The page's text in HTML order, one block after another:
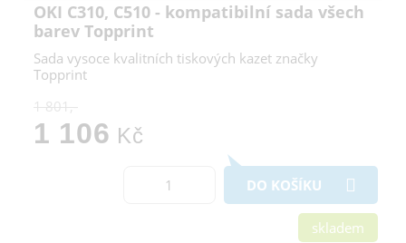
OKI C310, C510 - kompatibilní sada všech
barev Topprint
Sada vysoce kvalitních tiskových kazet značky
Topprint
1 801,-
1 106 Kč
DO KOŠÍKU
skladem
Cookies a podobné technologie dělíme na technická: nutná
pro běh webu, bez nichž nelze web používat a volitelná. Do
této části spadají analytická a marketingová cookies.